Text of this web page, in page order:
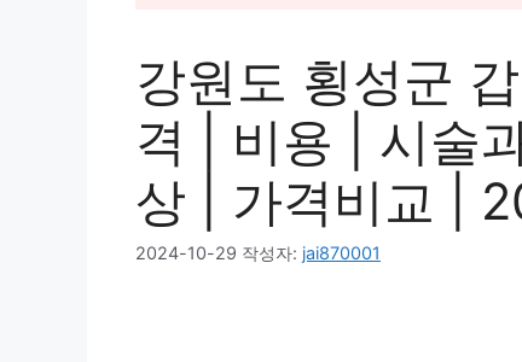
강원도 횡성군
격 | 비용 | 시술
상 | 가격비교 |
2024-10-29 작성자: jai870001